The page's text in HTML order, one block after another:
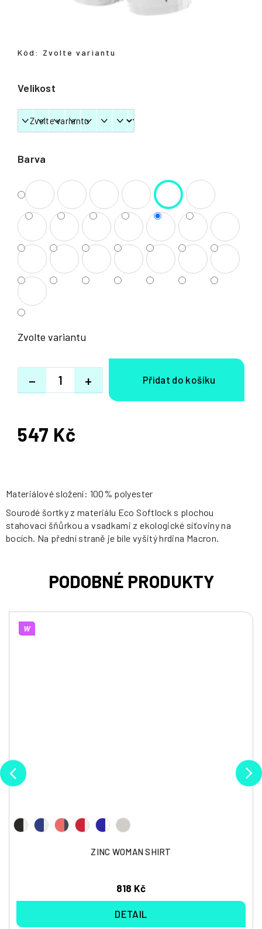
Barva
Velikost
Zvolte variantu
+
−
Kód: Zvolte variantu
547 Kč
Měrná
Materiálové složení: 100% polyester
Sourodé šortky z materiálu Eco Softlock s plochou
stahovací šňůrkou a vsadkami z ekologické síťoviny na
bocích. Na přední straně je bíle vyšitý hrdina Macron.
W
ZINC WOMAN SHIRT
818 Kč
DETAIL